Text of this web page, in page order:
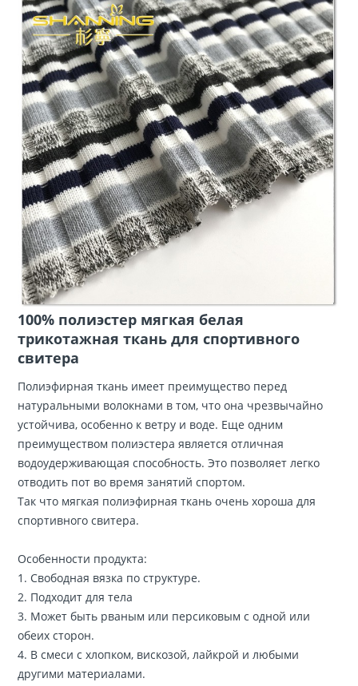
100% полиэстер мягкая белая
трикотажная ткань для спортивного
свитера
Полиэфирная ткань имеет преимущество перед
натуральными волокнами в том, что она чрезвычайно
устойчива, особенно к ветру и воде. Еще одним
преимуществом полиэстера является отличная
водоудерживающая способность. Это позволяет легко
отводить пот во время занятий спортом.
Так что мягкая полиэфирная ткань очень хороша для
спортивного свитера.
Особенности продукта:
1. Свободная вязка по структуре.
2. Подходит для тела
3. Может быть рваным или персиковым с одной или
обеих сторон.
4. В смеси с хлопком, вискозой, лайкрой и любыми
другими материалами.